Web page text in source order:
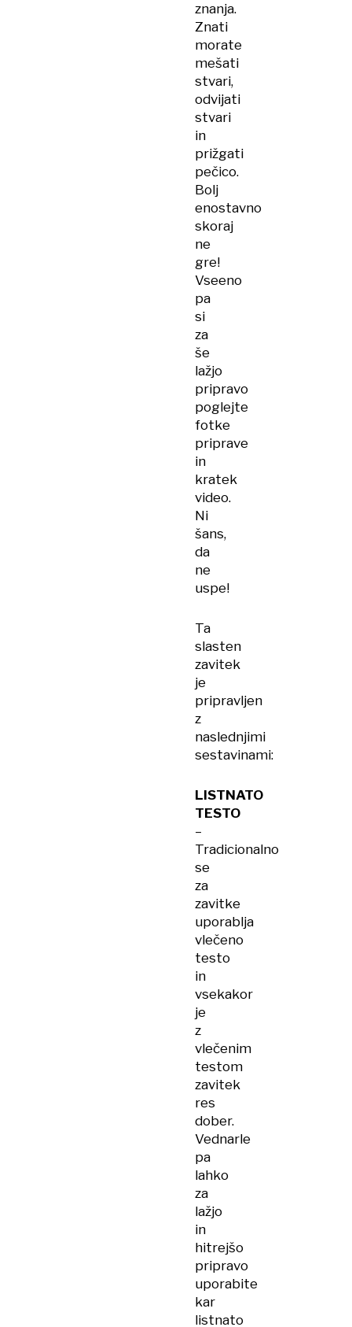
znanja.
Znati
morate
mešati
stvari,
odvijati
stvari
in
prižgati
pečico.
Bolj
enostavno
skoraj
ne
gre!
Vseeno
pa
si
za
še
lažjo
pripravo
poglejte
fotke
priprave
in
kratek
video.
Ni
šans,
da
ne
uspe!
Ta
slasten
zavitek
je
pripravljen
z
naslednjimi
sestavinami:
LISTNATO
TESTO
–
Tradicionalno
se
za
zavitke
uporablja
vlečeno
testo
in
vsekakor
je
z
vlečenim
testom
zavitek
res
dober.
Vednarle
pa
lahko
za
lažjo
in
hitrejšo
pripravo
uporabite
kar
listnato